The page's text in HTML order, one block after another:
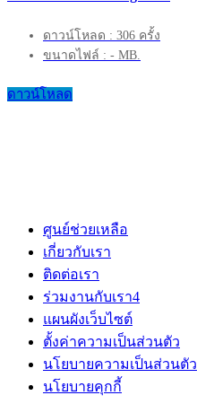
ดาวน์โหลด : 306 ครั้ง
ขนาดไฟล์ : - MB.
ดาวน์โหลด
ศูนย์ช่วยเหลือ
เกี่ยวกับเรา
ติดต่อเรา
ร่วมงานกับเรา4
แผนผังเว็บไซต์
ตั้งค่าความเป็นส่วนตัว
นโยบายความเป็นส่วนตัว
นโยบายคุกกี้